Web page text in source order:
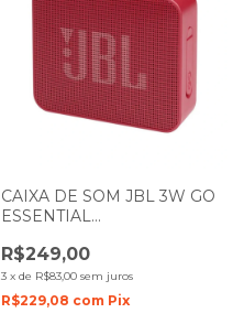
CAIXA DE SOM JBL 3W GO
ESSENTIAL
VERMELHA COM BATERIA
R$249,00
3 xde R$83,00 sem juros
R$229,08 com Pix